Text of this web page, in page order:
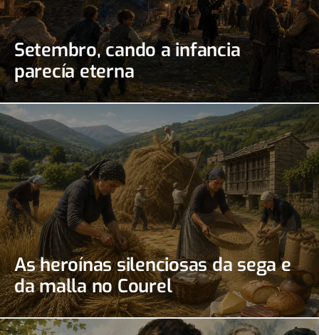
Setembro, cando a infancia
parecía eterna
As heroínas silenciosas da sega e
da malla no Courel